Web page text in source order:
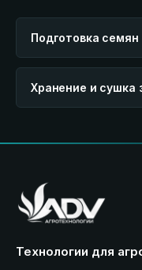
Подготовка семян
Хранение и сушка
Технологии для